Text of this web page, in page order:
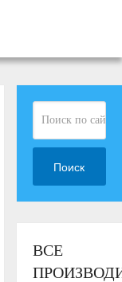
Поиск
ВСЕ